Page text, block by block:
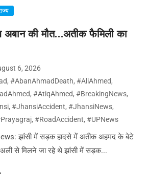
की मौत…अतीक फैमिली का
6, 2026
, #AbanAhmadDeath, #AliAhmed,
, #AtiqAhmed, #BreakingNews,
, #JhansiAccident, #JhansiNews,
, #RoadAccident, #UPNews
झांसी में सड़क हादसे में अतीक अहमद के बेटे
से मिलने जा रहे थे झांसी में सड़क...